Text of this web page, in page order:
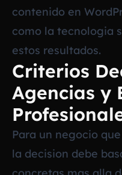
contenido en
como la tecnologia
estos resultados.
Criterios
Agencias y
Para un negocio
la decision debe